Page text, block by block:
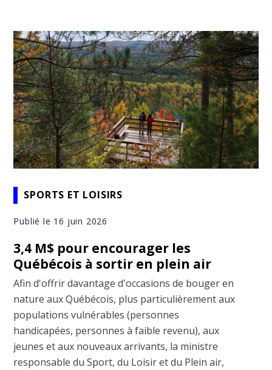
SPORTS ET LOISIRS
Publié le 16 juin 2026
3,4 M$ pour encourager les
Québécois à sortir en plein air
Afin d'offrir davantage d'occasions de bouger en
nature aux Québécois, plus particulièrement aux
populations vulnérables (personnes
handicapées, personnes à faible revenu), aux
jeunes et aux nouveaux arrivants, la ministre
responsable du Sport, du Loisir et du Plein air,